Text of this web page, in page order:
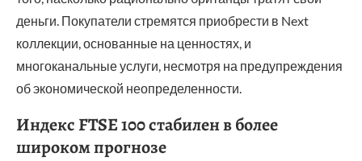
деньги. Покупатели стремятся приобрести в Next
коллекции, основанные на ценностях, и
многоканальные услуги, несмотря на предупреждения
об экономической неопределенности.
Индекс FTSE 100 стабилен в более
широком прогнозе